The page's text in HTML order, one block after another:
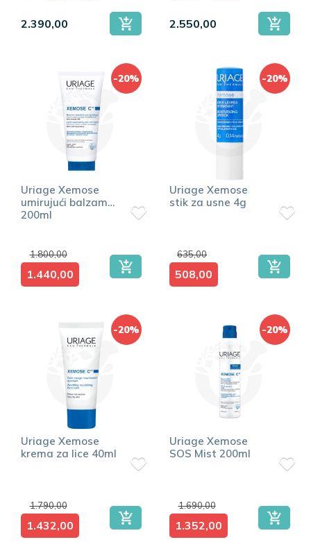
2.390,00 2.550,00
-20%
Uriage Xemose
umirujući balzam
200ml
1.800,00
1.440,00
-20%
Uriage Xemose
stik za usne 4g
635,00
508,00
-20%
Uriage Xemose
krema za lice 40ml
1.790,00
1.432,00
-20%
Uriage Xemose
SOS Mist 200ml
1.690,00
1.352,00